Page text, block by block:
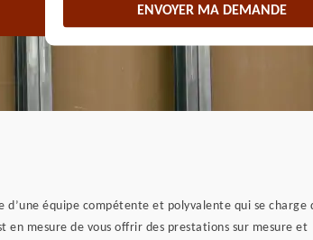
d’une équipe compétente et polyvalente qui se charge
en mesure de vous offrir des prestations sur mesure et